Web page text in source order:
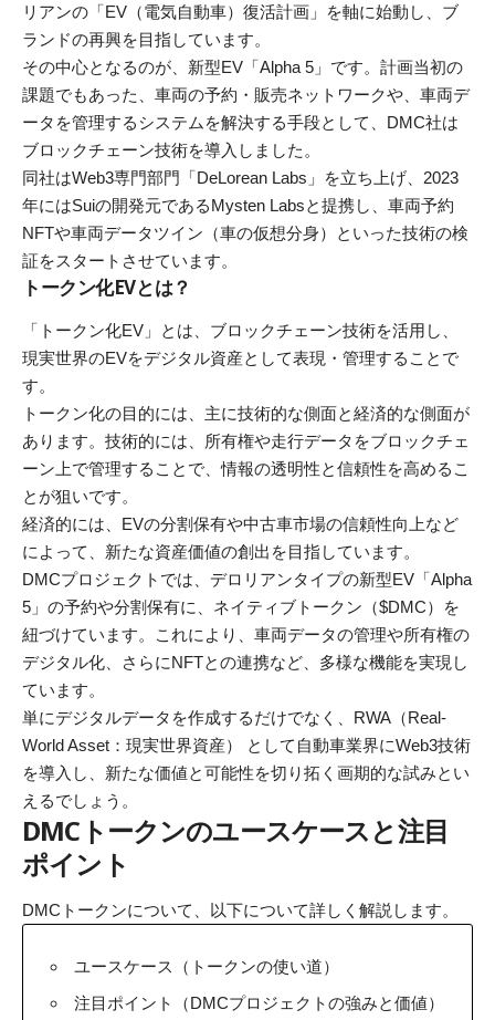
リアンの「EV（電気自動車）復活計画」を軸に始動し、ブ
ランドの再興を目指しています。
その中心となるのが、新型EV「Alpha 5」です。計画当初の
課題でもあった、車両の予約・販売ネットワークや、車両デ
ータを管理するシステムを解決する手段として、DMC社は
ブロックチェーン技術を導入しました。
同社はWeb3専門部門「DeLorean Labs」を立ち上げ、2023
年にはSuiの開発元であるMysten Labsと提携し、車両予約
NFTや車両データツイン（車の仮想分身）といった技術の検
証をスタートさせています。
トークン化EVとは？
「トークン化EV」とは、ブロックチェーン技術を活用し、
現実世界のEVをデジタル資産として表現・管理することで
す。
トークン化の目的には、主に技術的な側面と経済的な側面が
あります。技術的には、所有権や走行データをブロックチェ
ーン上で管理することで、情報の透明性と信頼性を高めるこ
とが狙いです。
経済的には、EVの分割保有や中古車市場の信頼性向上など
によって、新たな資産価値の創出を目指しています。
DMCプロジェクトでは、デロリアンタイプの新型EV「Alpha
5」の予約や分割保有に、ネイティブトークン（$DMC）を
紐づけています。これにより、車両データの管理や所有権の
デジタル化、さらにNFTとの連携など、多様な機能を実現し
ています。
単にデジタルデータを作成するだけでなく、RWA（Real-
World Asset：現実世界資産） として自動車業界にWeb3技術
を導入し、新たな価値と可能性を切り拓く画期的な試みとい
えるでしょう。
DMCトークンのユースケースと注目
ポイント
DMCトークンについて、以下について詳しく解説します。
ユースケース（トークンの使い道）
注目ポイント（DMCプロジェクトの強みと価値）